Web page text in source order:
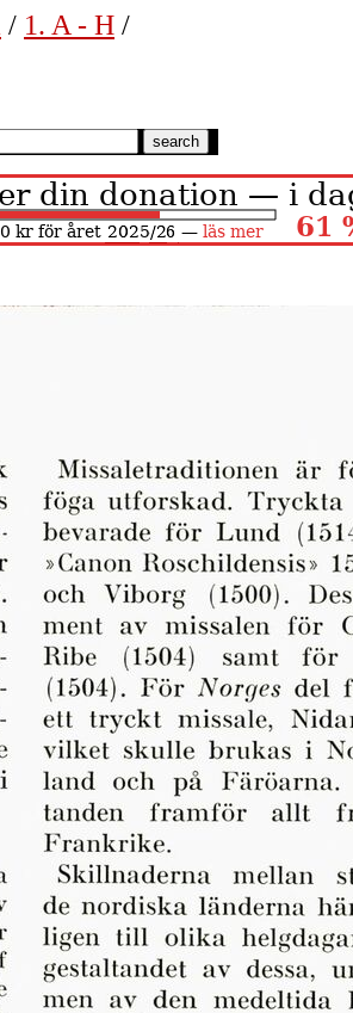
/ 1. A - H /